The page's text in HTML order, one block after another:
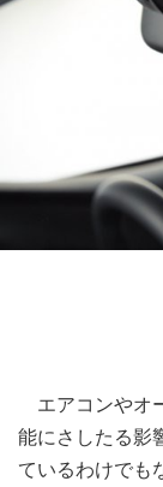
エアコンやオ
能にさしたる影
ているわけでも